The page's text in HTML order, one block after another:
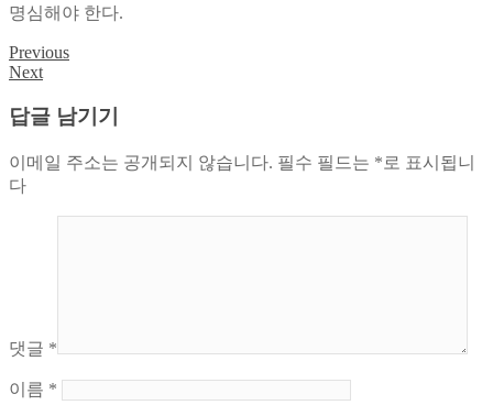
명심해야 한다.
글
색
Previous
Next
답글 남기기
이메일 주소는 공개되지 않습니다. 필수 필드는 * 로 표시됩니
다
댓글 *
이름 *